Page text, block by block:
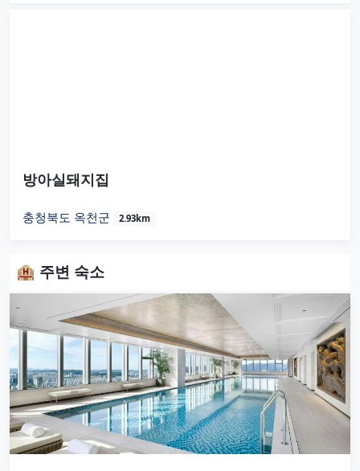
방아실돼지집
충청북도 옥천군 2.93km
🏨 주변 숙소